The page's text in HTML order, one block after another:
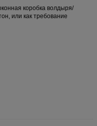
коробка волдыря/
или как требование